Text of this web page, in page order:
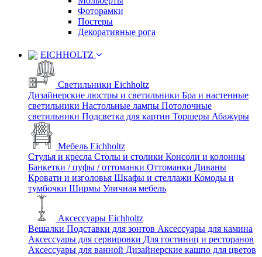
Фоторамки
Постеры
Декоративные рога
EICHHOLTZ
Светильники Eichholtz
Дизайнерские люстры и светильники Бра и настенные
светильники Настольные лампы Потолочные
светильники Подсветка для картин Торшеры Абажуры
Мебель Eichholtz
Стулья и кресла Столы и столики Консоли и колонны
Банкетки / пуфы / оттоманки Оттоманки Диваны
Кровати и изголовья Шкафы и стеллажи Комоды и
тумбочки Ширмы Уличная мебель
Аксессуары Eichholtz
Вешалки Подставки для зонтов Аксессуары для камина
Аксессуары для сервировки Для гостиниц и ресторанов
Аксессуары для ванной Дизайнерские кашпо для цветов